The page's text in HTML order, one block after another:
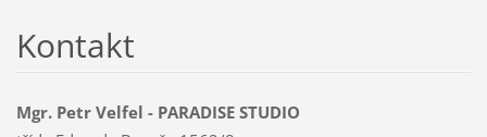
Kontakt
Mgr. Petr Velfel - PARADISE STUDIO